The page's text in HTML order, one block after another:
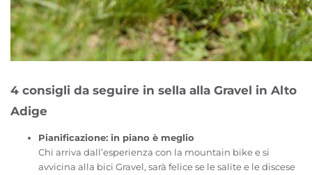
4 consigli da seguire in sella alla Gravel in Alto
Adige
Pianificazione: in piano è meglio
Chi arriva dall’esperienza con la mountain bike e si
avvicina alla bici Gravel, sarà felice se le salite e le discese